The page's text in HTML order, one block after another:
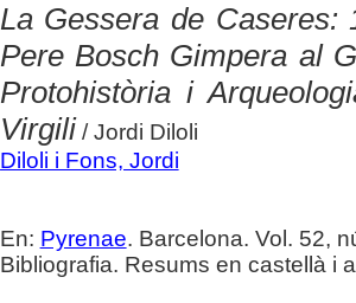
La Gessera de Caseres:
Pere Bosch Gimpera al
Protohistòria i
Virgili/ Jordi Diloli
Diloli i Fons, Jordi
En: Pyrenae. Barcelona. Vol. 52,
Bibliografia. Resums en castellà i